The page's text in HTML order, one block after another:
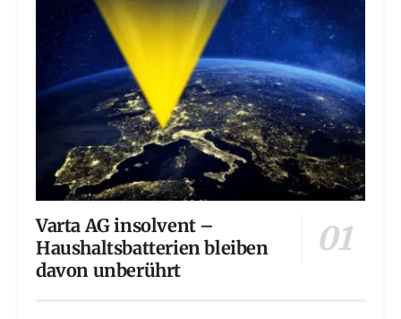
Varta AG insolvent –
Haushaltsbatterien bleiben
davon unberührt